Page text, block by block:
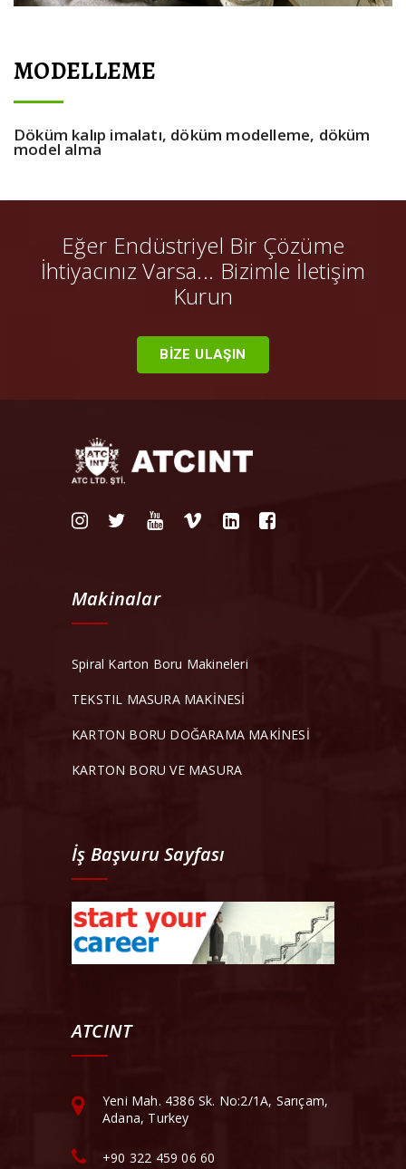
MODELLEME
Döküm kalıp imalatı, döküm modelleme, döküm
model alma
Eğer Endüstriyel Bir Çözüme
İhtiyacınız Varsa... Bizimle İletişim
Kurun
BİZE ULAŞIN
Makinalar
Spiral Karton Boru Makineleri
TEKSTIL MASURA MAKİNESİ
KARTON BORU DOĞARAMA MAKİNESİ
KARTON BORU VE MASURA
İş Başvuru Sayfası
ATCINT
Yeni Mah. 4386 Sk. No:2/1A, Sarıçam,
Adana, Turkey
+90 322 459 06 60